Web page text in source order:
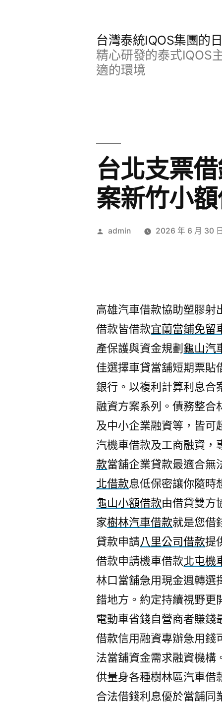
台灣泰統IQOS集團的
精心研發的泰式IQOS
適的環境
台北支票
案新竹小
作
admin 2026 年 6 月 30 日
高雄汽車借款協助塑膠射
借款皆借款宜蘭當鋪免留
產保護與資金規劃 龜山汽
佳選擇車貸當舖短期票貼
銀行。以複利計算利息合
融資方案系列。債務整合
及中小企業融資等，皆可
汽機車借款及工商融資，
款當舖企業貸款最適合無
北借款息低保密讓你隨時
龜山小額借款由借貸雙方
家樹林汽車借款就是您借
貸款申請八里公司借款提
借款申請機車借款北屯機
林口當舖急用現金週轉選
錯地方。約定持續視野更
電動車省錢自營商者賺錢
借款信用融資專辦急用錢
法當舖資金需求融資機構
供量身各種樹林區汽車借
合法借錢利息優於當舖同